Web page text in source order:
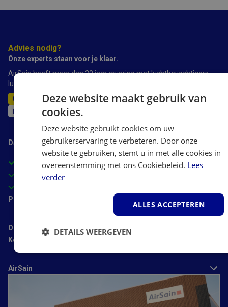
Advies nodig?
Onze experts staan voor je klaar.
AirSain heeft meer dan 20 jaar ervaring met luchtbevochtigers,
luchtreinigers luchtontvochtigers en airco's.
0497-512164
info@airsain.nl
Daarom AirSain
Deskundig advies van experts
Gecertificeerde webwinkel
Populaire categorieën
Ondersteuning
Kenniscentrum
AirSain
Deze website maakt gebruik van
cookies.
Deze website gebruikt cookies om uw
gebruikerservaring te verbeteren. Door onze
website te gebruiken, stemt u in met alle cookies in
overeenstemming met ons Cookiebeleid. Lees
verder
ALLES ACCEPTEREN
DETAILS WEERGEVEN
Strikt
Prestatie Targeting
Functioneel